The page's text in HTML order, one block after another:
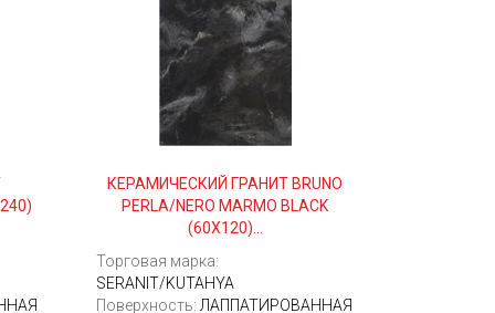
КЕРАМИЧЕСКИЙ ГРАНИТ BRUNO
PERLA/NERO MARMO BLACK
(60Х120)...
Торговая марка:
SERANIT/KUTAHYA
Поверхность: ЛАППАТИРОВАННАЯ